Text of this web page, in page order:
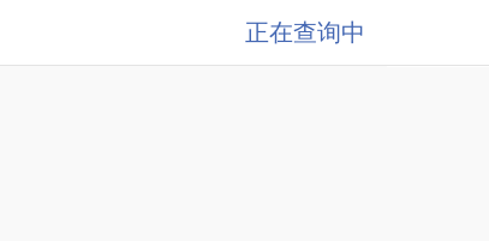
正在查询中